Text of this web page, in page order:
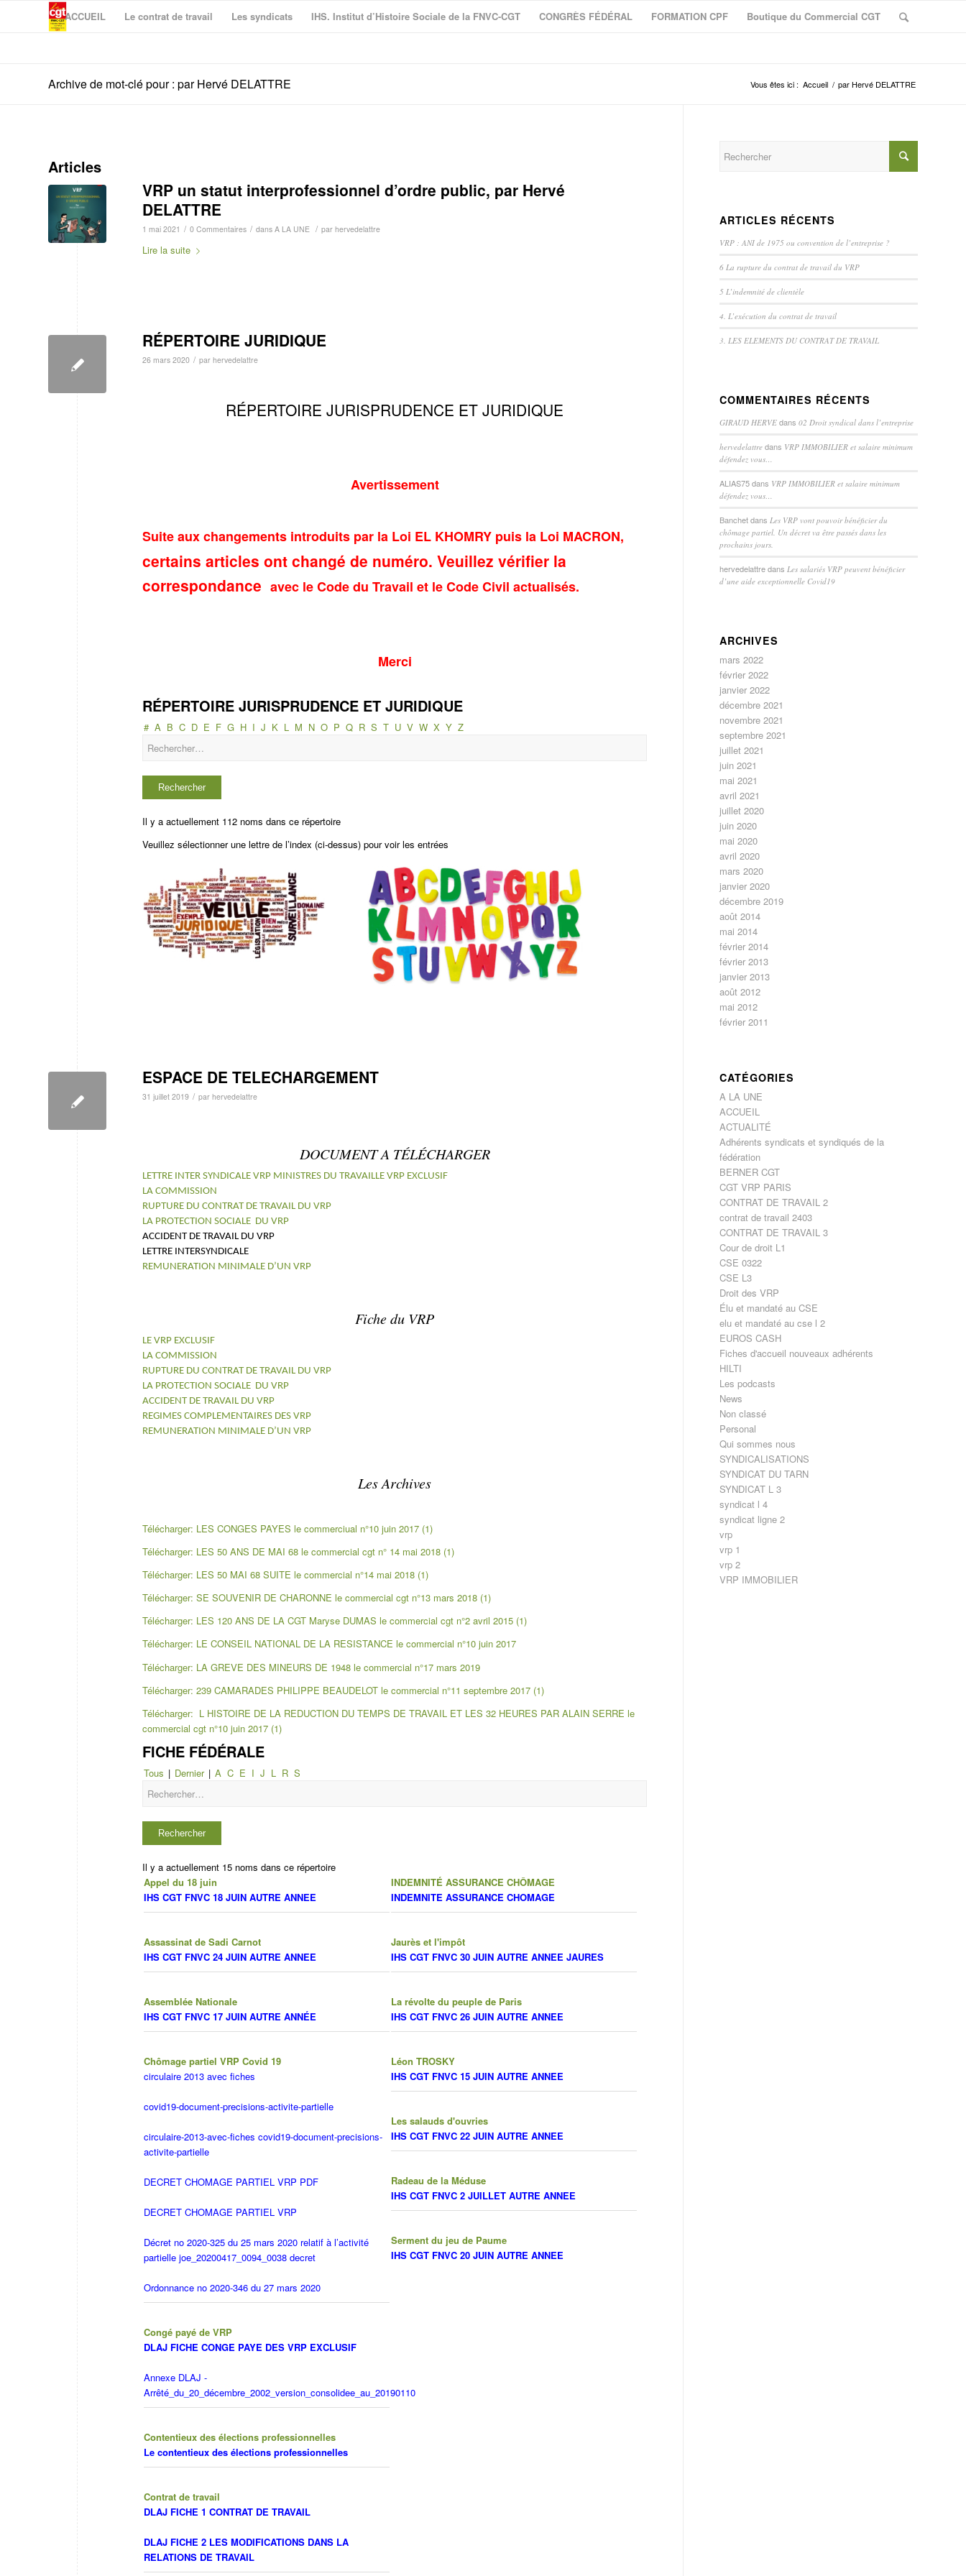
ACCUEIL Le contrat de travail Les syndicats IHS. Institut d’Histoire Sociale de la FNVC-CGT CONGRÈS FÉDÉRAL FORMATION CPF Boutique du Commercial CGT
Archive de mot-clé pour : par Hervé DELATTRE Vous êtes ici : Accueil / par Hervé DELATTRE
Articles
VRP un statut interprofessionnel d’ordre public, par Hervé
DELATTRE
1 mai 2021 / 0 Commentaires / dans A LA UNE / par hervedelattre
Lire la suite
RÉPERTOIRE JURIDIQUE
26 mars 2020 / par hervedelattre
RÉPERTOIRE JURISPRUDENCE ET JURIDIQUE
Avertissement
Suite aux changements introduits par la Loi EL KHOMRY puis la Loi MACRON,
certains articles ont changé de numéro. Veuillez vérifier la
correspondance avec le Code du Travail et le Code Civil actualisés.
Merci
RÉPERTOIRE JURISPRUDENCE ET JURIDIQUE
# A B C D E F G H I J K L M N O P Q R S T U V W X Y Z
Il y a actuellement 112 noms dans ce répertoire
Veuillez sélectionner une lettre de l’index (ci-dessus) pour voir les entrées
ESPACE DE TELECHARGEMENT
31 juillet 2019 / par hervedelattre
DOCUMENT A TÉLÉCHARGER
LETTRE INTER SYNDICALE VRP MINISTRES DU TRAVAILLE VRP EXCLUSIF
LA COMMISSION
RUPTURE DU CONTRAT DE TRAVAIL DU VRP
LA PROTECTION SOCIALE DU VRP
ACCIDENT DE TRAVAIL DU VRP
LETTRE INTERSYNDICALE
REMUNERATION MINIMALE D’UN VRP
Fiche du VRP
LE VRP EXCLUSIF
LA COMMISSION
RUPTURE DU CONTRAT DE TRAVAIL DU VRP
LA PROTECTION SOCIALE DU VRP
ACCIDENT DE TRAVAIL DU VRP
REGIMES COMPLEMENTAIRES DES VRP
REMUNERATION MINIMALE D’UN VRP
Les Archives
Télécharger: LES CONGES PAYES le commerciual n°10 juin 2017 (1)
Télécharger: LES 50 ANS DE MAI 68 le commercial cgt n° 14 mai 2018 (1)
Télécharger: LES 50 MAI 68 SUITE le commercial n°14 mai 2018 (1)
Télécharger: SE SOUVENIR DE CHARONNE le commercial cgt n°13 mars 2018 (1)
Télécharger: LES 120 ANS DE LA CGT Maryse DUMAS le commercial cgt n°2 avril 2015 (1)
Télécharger: LE CONSEIL NATIONAL DE LA RESISTANCE le commercial n°10 juin 2017
Télécharger: LA GREVE DES MINEURS DE 1948 le commercial n°17 mars 2019
Télécharger: 239 CAMARADES PHILIPPE BEAUDELOT le commercial n°11 septembre 2017 (1)
Télécharger: L HISTOIRE DE LA REDUCTION DU TEMPS DE TRAVAIL ET LES 32 HEURES PAR ALAIN SERRE le
commercial cgt n°10 juin 2017 (1)
FICHE FÉDÉRALE
Tous | Dernier | A C E I J L R S
Il y a actuellement 15 noms dans ce répertoire
Appel du 18 juin
IHS CGT FNVC 18 JUIN AUTRE ANNEE
Assassinat de Sadi Carnot
IHS CGT FNVC 24 JUIN AUTRE ANNEE
Assemblée Nationale
IHS CGT FNVC 17 JUIN AUTRE ANNÉE
Chômage partiel VRP Covid 19
circulaire 2013 avec fiches
covid19-document-precisions-activite-partielle
circulaire-2013-avec-fiches covid19-document-precisions-
activite-partielle
DECRET CHOMAGE PARTIEL VRP PDF
DECRET CHOMAGE PARTIEL VRP
Décret no 2020-325 du 25 mars 2020 relatif à l’activité
partielle joe_20200417_0094_0038 decret
Ordonnance no 2020-346 du 27 mars 2020
Congé payé de VRP
DLAJ FICHE CONGE PAYE DES VRP EXCLUSIF
Annexe DLAJ -
Arrêté_du_20_décembre_2002_version_consolidee_au_20190110
Contentieux des élections professionnelles
Le contentieux des élections professionnelles
Contrat de travail
DLAJ FICHE 1 CONTRAT DE TRAVAIL
DLAJ FICHE 2 LES MODIFICATIONS DANS LA
RELATIONS DE TRAVAIL
INDEMNITÉ ASSURANCE CHÔMAGE
INDEMNITE ASSURANCE CHOMAGE
Jaurès et l'impôt
IHS CGT FNVC 30 JUIN AUTRE ANNEE JAURES
La révolte du peuple de Paris
IHS CGT FNVC 26 JUIN AUTRE ANNEE
Léon TROSKY
IHS CGT FNVC 15 JUIN AUTRE ANNEE
Les salauds d'ouvries
IHS CGT FNVC 22 JUIN AUTRE ANNEE
Radeau de la Méduse
IHS CGT FNVC 2 JUILLET AUTRE ANNEE
Serment du jeu de Paume
IHS CGT FNVC 20 JUIN AUTRE ANNEE
ARTICLES RÉCENTS
VRP : ANI de 1975 ou convention de l’entreprise ?
6 La rupture du contrat de travail du VRP
5 L’indemnité de clientèle
4. L’exécution du contrat de travail
3. LES ELEMENTS DU CONTRAT DE TRAVAIL
COMMENTAIRES RÉCENTS
GIRAUD HERVE dans02 Droit syndical dans l’entreprise
hervedelattre dans VRP IMMOBILIER et salaire minimum
défendez vous…
ALIAS75dans VRP IMMOBILIER et salaire minimum
défendez vous…
Banchetdans Les VRP vont pouvoir bénéficier du
chômage partiel. Un décret va être passés dans les
prochains jours.
hervedelattredans Les salariés VRP peuvent bénéficier
d’une aide exceptionnelle Covid19
ARCHIVES
mars 2022
février 2022
janvier 2022
décembre 2021
novembre 2021
septembre 2021
juillet 2021
juin 2021
mai 2021
avril 2021
juillet 2020
juin 2020
mai 2020
avril 2020
mars 2020
janvier 2020
décembre 2019
août 2014
mai 2014
février 2014
février 2013
janvier 2013
août 2012
mai 2012
février 2011
CATÉGORIES
A LA UNE
ACCUEIL
ACTUALITÉ
Adhérents syndicats et syndiqués de la
fédération
BERNER CGT
CGT VRP PARIS
CONTRAT DE TRAVAIL 2
contrat de travail 2403
CONTRAT DE TRAVAIL 3
Cour de droit L1
CSE 0322
CSE L3
Droit des VRP
Élu et mandaté au CSE
elu et mandaté au cse l 2
EUROS CASH
Fiches d'accueil nouveaux adhérents
HILTI
Les podcasts
News
Non classé
Personal
Qui sommes nous
SYNDICALISATIONS
SYNDICAT DU TARN
SYNDICAT L 3
syndicat l 4
syndicat ligne 2
vrp
vrp 1
vrp 2
VRP IMMOBILIER